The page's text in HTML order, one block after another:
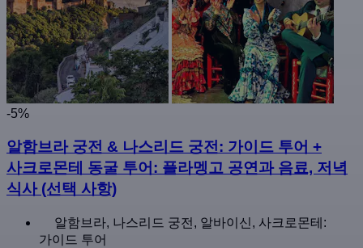
-5%
알함브라 궁전 & 나스리드 궁전: 가이드 투어 +
사크로몬테 동굴 투어: 플라멩고 공연과 음료, 저녁
식사 (선택 사항)
알함브라, 나스리드 궁전, 알바이신, 사크로몬테:
가이드 투어